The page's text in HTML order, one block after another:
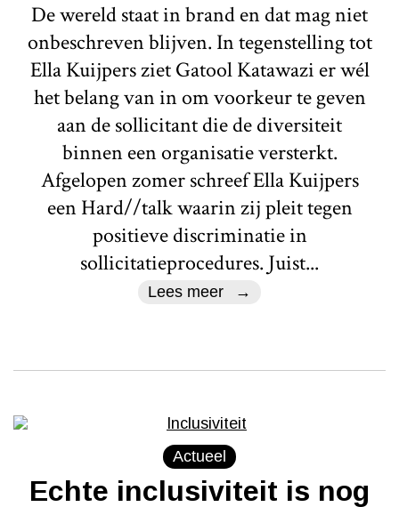
De wereld staat in brand en dat mag niet
onbeschreven blijven. In tegenstelling tot
Ella Kuijpers ziet Gatool Katawazi er wél
het belang van in om voorkeur te geven
aan de sollicitant die de diversiteit
binnen een organisatie versterkt.
Afgelopen zomer schreef Ella Kuijpers
een Hard//talk waarin zij pleit tegen
positieve discriminatie in
sollicitatieprocedures. Juist...
Lees meer
Actueel
Echte inclusiviteit is nog